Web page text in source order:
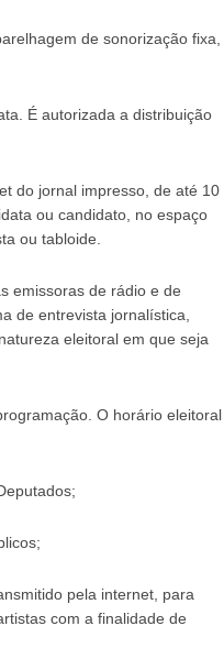
de sonorização fixa,
É autorizada a distribuição
do jornal impresso, de até 10
ou candidato, no espaço
ou tabloide.
emissoras de rádio e de
de entrevista jornalística,
eleitoral em que seja
O horário eleitoral
pela internet, para
com a finalidade de